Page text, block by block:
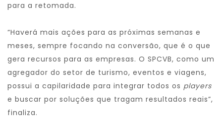
para a retomada.
“Haverá mais ações para as próximas semanas e
meses, sempre focando na conversão, que é o que
gera recursos para as empresas. O SPCVB, como um
agregador do setor de turismo, eventos e viagens,
possui a capilaridade para integrar todos os players
e buscar por soluções que tragam resultados reais”,
finaliza.